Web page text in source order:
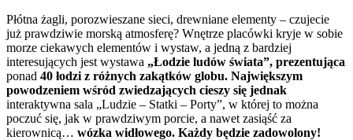
Płótna żagli, porozwieszane sieci, drewniane elementy – czujecie
już prawdziwie morską atmosferę? Wnętrze placówki kryje w sobie
morze ciekawych elementów i wystaw, a jedną z bardziej
interesujących jest wystawa „Łodzie ludów świata”, prezentująca
ponad 40 łodzi z różnych zakątków globu. Największym
powodzeniem wśród zwiedzających cieszy się jednak
interaktywna sala „Ludzie – Statki – Porty”, w której to można
poczuć się, jak w prawdziwym porcie, a nawet zasiąść za
kierownicą… wózka widłowego. Każdy będzie zadowolony!